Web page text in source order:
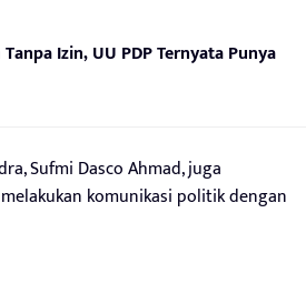
Izin, UU PDP Ternyata Punya
Sufmi Dasco Ahmad, juga
komunikasi politik dengan